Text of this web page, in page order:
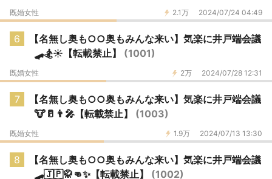
2.1万 2024/07/24 04:49
既婚女性
6
【名無し奥も○○奥もみんな来い】気楽に井戸端会議
🛹🏂️☀【転載禁止】 (1001)
2万 2024/07/28 12:31
既婚女性
7
【名無し奥も○○奥もみんな来い】気楽に井戸端会議
🐮🥛👨‍🎤【転載禁止】 (1003)
1.9万 2024/07/13 13:30
既婚女性
8
【名無し奥も○○奥もみんな来い】気楽に井戸端会議
🛹🇯🇵🥋👊✨【転載禁止】 (1002)